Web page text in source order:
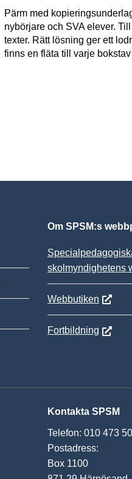
Pärm med
nybörjare och SVA elever.
texter. Rätt lösning ger ett
finns en fläta till varje
Om SPSM:s
skolmyndighetens
Webbutiken
Fortbildning
Kontakta SPSM
Telefon: 010 473
Postadress:
Box 1100